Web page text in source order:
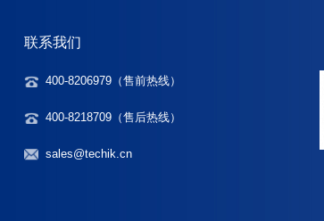
联系我们
400-8206979（售前热线）
400-8218709（售后热线）
sales@techik.cn